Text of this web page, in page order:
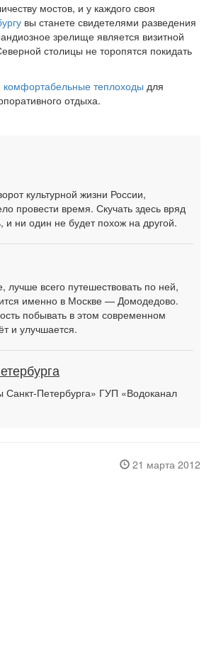
мостов, и у каждого своя
вы станете свидетелями разведения
зрелище является визитной
столицы не торопятся покидать
комфортабельные теплоходы для
отдыха.
культурной жизни России,
провести время. Скучать здесь вряд
ни один не будет похож на другой.
всего путешествовать по ней,
именно в Москве — Домодедово.
побывать в этом современном
и улучшается.
Петербурга» ГУП «Водоканал
21 марта 2012